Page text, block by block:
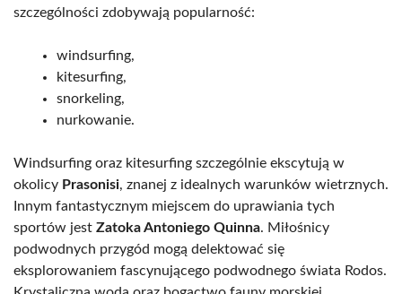
szczególności zdobywają popularność:
windsurfing,
kitesurfing,
snorkeling,
nurkowanie.
Windsurfing oraz kitesurfing szczególnie ekscytują w
okolicy Prasonisi, znanej z idealnych warunków wietrznych.
Innym fantastycznym miejscem do uprawiania tych
sportów jest Zatoka Antoniego Quinna. Miłośnicy
podwodnych przygód mogą delektować się
eksplorowaniem fascynującego podwodnego świata Rodos.